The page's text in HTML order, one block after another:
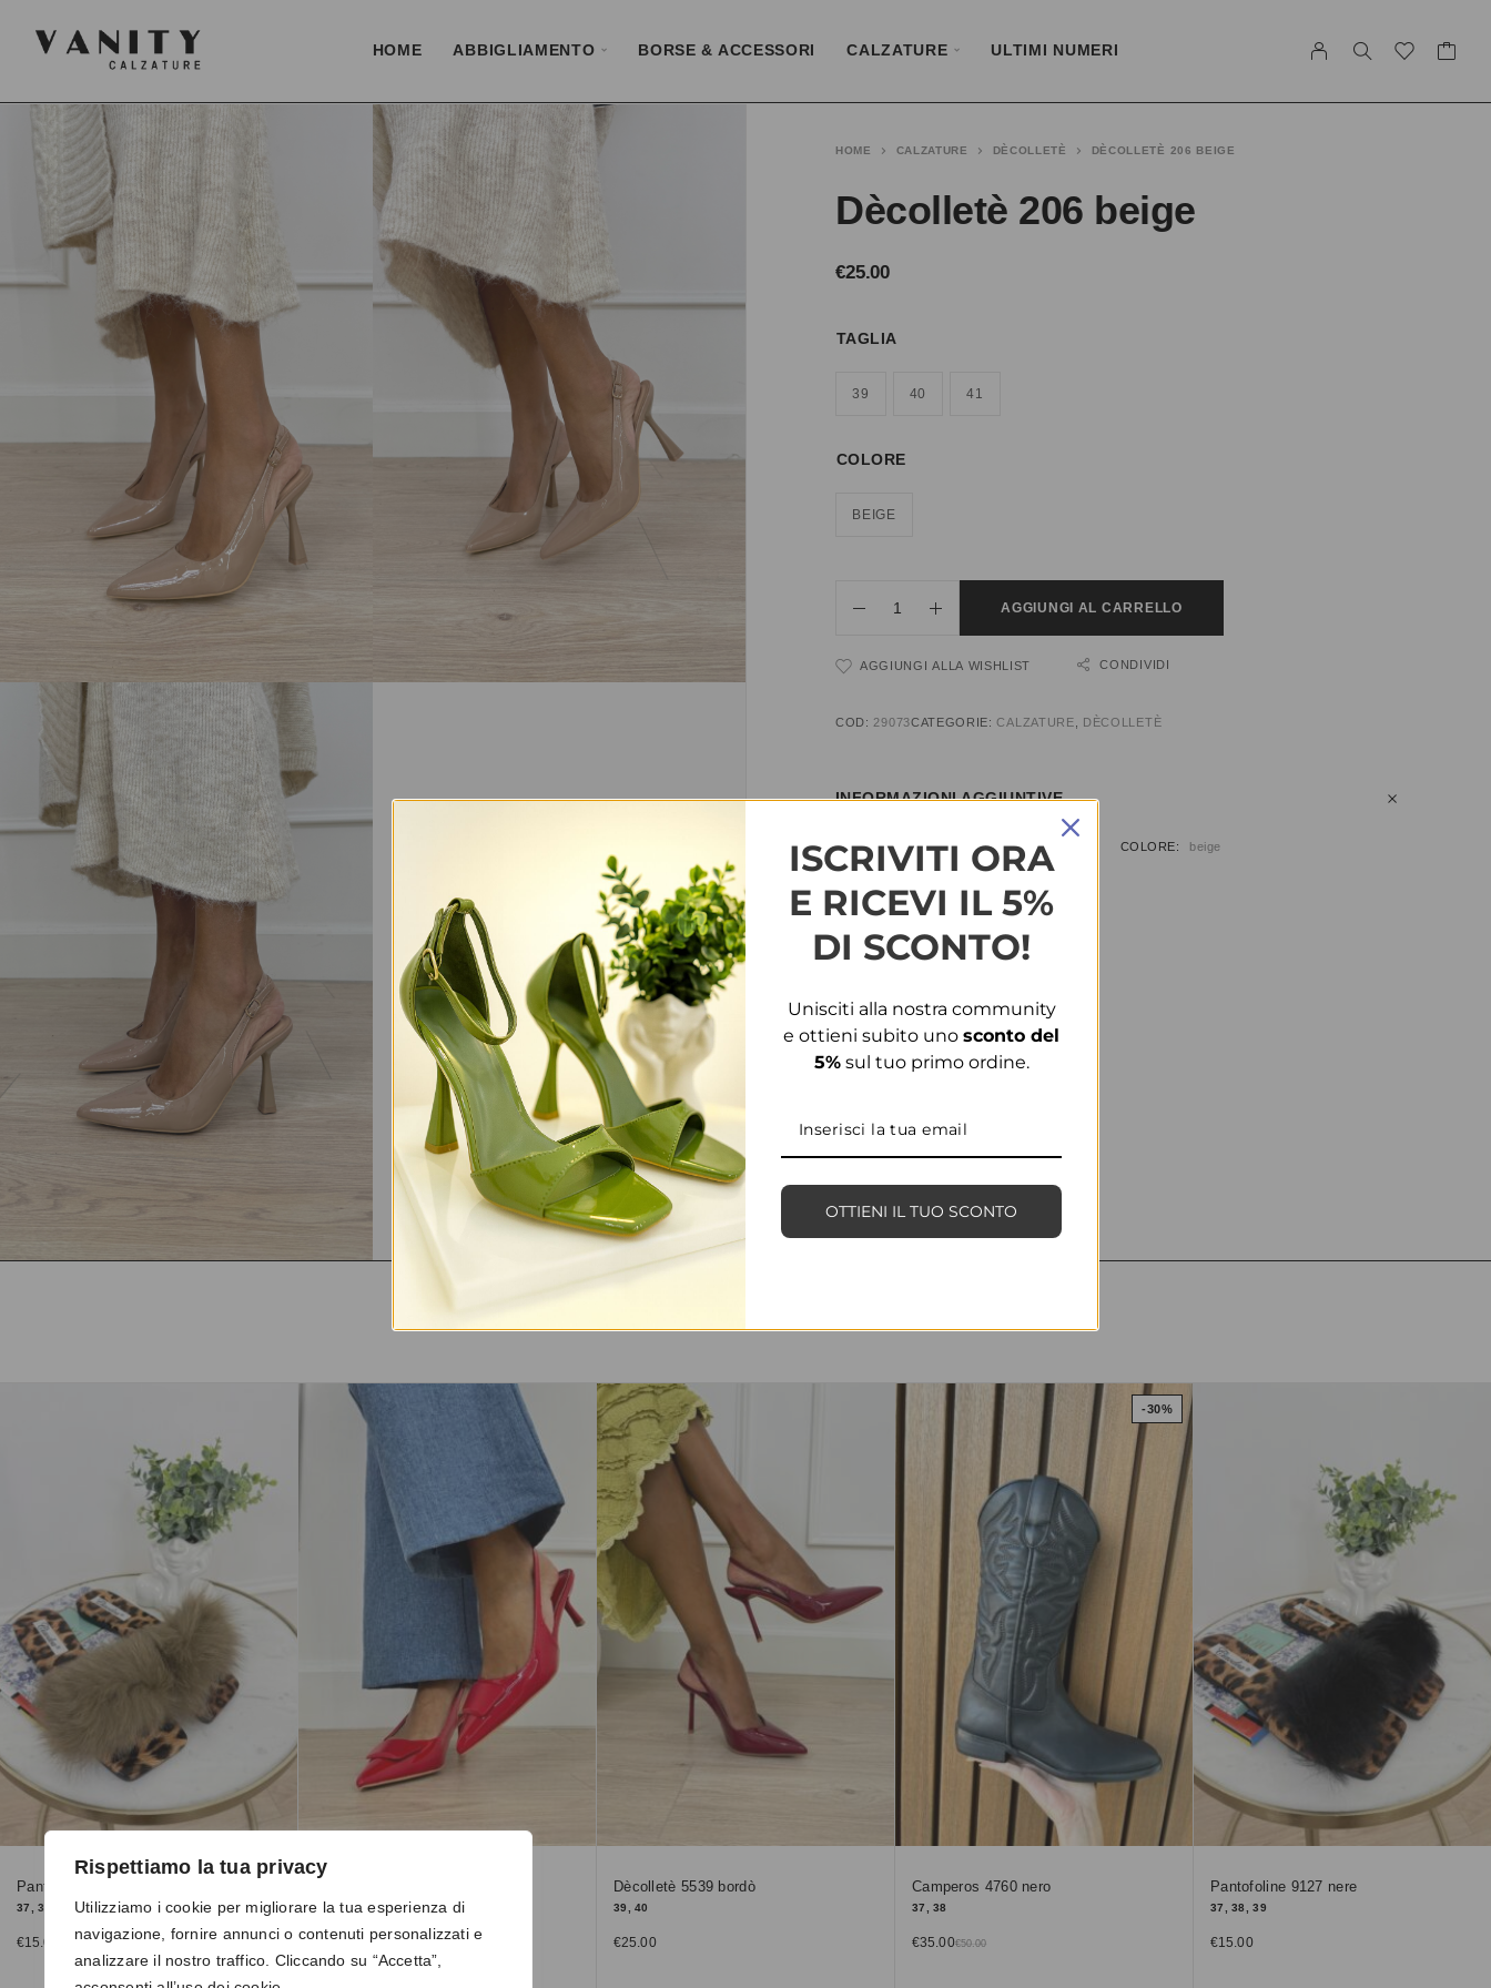
Rispettiamo la tua privacy
Utilizziamo i cookie per migliorare la tua esperienza di
navigazione, fornire annunci o contenuti personalizzati e
analizzare il nostro traffico. Cliccando su “Accetta”,
HOME ABBIGLIAMENTO BORSE & ACCESSORI CALZATURE ULTIMI NUMERI
HOME CALZATURE DÈCOLLETÈ DÈCOLLETÈ 206 BEIGE
Dècolletè 206 beige
€25.00
TAGLIA
39 40 41
COLORE
BEIGE
AGGIUNGI AL CARRELLO
AGGIUNGI ALLA WISHLIST CONDIVIDI
COD: 29073CATEGORIE:CALZATURE DÈCOLLETÈ
INFORMAZIONI AGGIUNTIVE
TAGLIA 35, 36, 37, 38, 39, 40, 41 COLORE beige
Pantofoline 9127 khaki
37, 39, 40, 41
€15.00
38, 39
€25.00
Dècolletè 5539 bordò
39, 40
€25.00
-30%
Camperos 4760 nero
37, 38
€50.00
€35.00
Pantofoline 9127 nere
37, 38, 39
€15.00
ISCRIVITI ORA
E RICEVI IL 5%
DI SCONTO!
Unisciti alla nostra community
e ottieni subito uno sconto del
5%sul tuo primo ordine.
OTTIENI IL TUO SCONTO